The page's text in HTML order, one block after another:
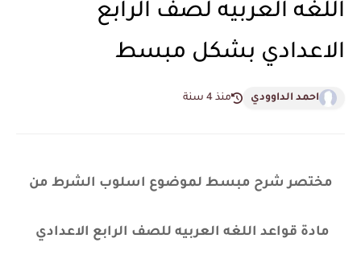
اللغه العربيه لصف الرابع
الاعدادي بشكل مبسط
احمد الداوودي منذ 4 سنة
مختصر شرح مبسط لموضوع اسلوب الشرط من
مادة قواعد اللغه العربيه للصف الرابع الاعدادي